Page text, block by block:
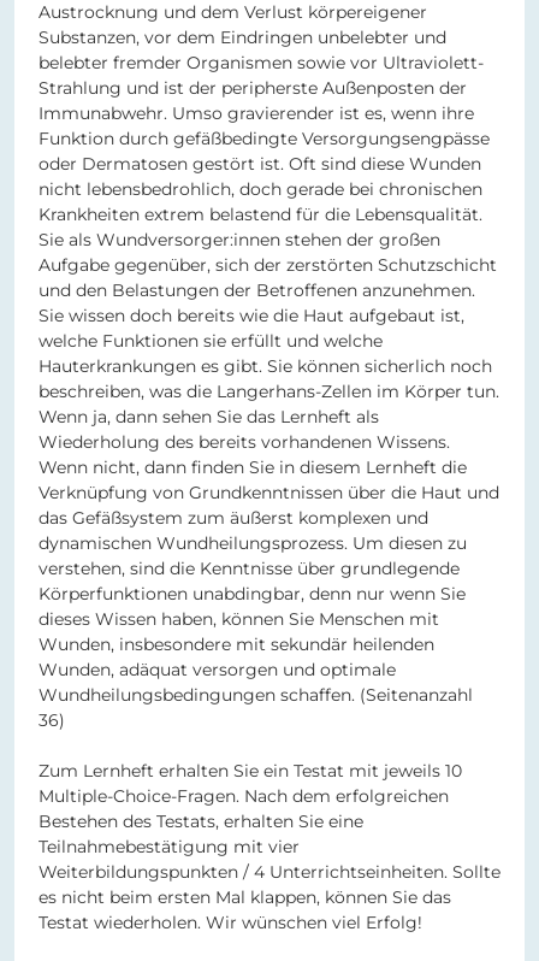
Austrocknung und dem Verlust körpereigener
Substanzen, vor dem Eindringen unbelebter und
belebter fremder Organismen sowie vor Ultraviolett-
Strahlung und ist der peripherste Außenposten der
Immunabwehr. Umso gravierender ist es, wenn ihre
Funktion durch gefäßbedingte Versorgungsengpässe
oder Dermatosen gestört ist. Oft sind diese Wunden
nicht lebensbedrohlich, doch gerade bei chronischen
Krankheiten extrem belastend für die Lebensqualität.
Sie als Wundversorger:innen stehen der großen
Aufgabe gegenüber, sich der zerstörten Schutzschicht
und den Belastungen der Betroffenen anzunehmen.
Sie wissen doch bereits wie die Haut aufgebaut ist,
welche Funktionen sie erfüllt und welche
Hauterkrankungen es gibt. Sie können sicherlich noch
beschreiben, was die Langerhans-Zellen im Körper tun.
Wenn ja, dann sehen Sie das Lernheft als
Wiederholung des bereits vorhandenen Wissens.
Wenn nicht, dann finden Sie in diesem Lernheft die
Verknüpfung von Grundkenntnissen über die Haut und
das Gefäßsystem zum äußerst komplexen und
dynamischen Wundheilungsprozess. Um diesen zu
verstehen, sind die Kenntnisse über grundlegende
Körperfunktionen unabdingbar, denn nur wenn Sie
dieses Wissen haben, können Sie Menschen mit
Wunden, insbesondere mit sekundär heilenden
Wunden, adäquat versorgen und optimale
Wundheilungsbedingungen schaffen. (Seitenanzahl
36)
Zum Lernheft erhalten Sie ein Testat mit jeweils 10
Multiple-Choice-Fragen. Nach dem erfolgreichen
Bestehen des Testats, erhalten Sie eine
Teilnahmebestätigung mit vier
Weiterbildungspunkten / 4 Unterrichtseinheiten. Sollte
es nicht beim ersten Mal klappen, können Sie das
Testat wiederholen. Wir wünschen viel Erfolg!